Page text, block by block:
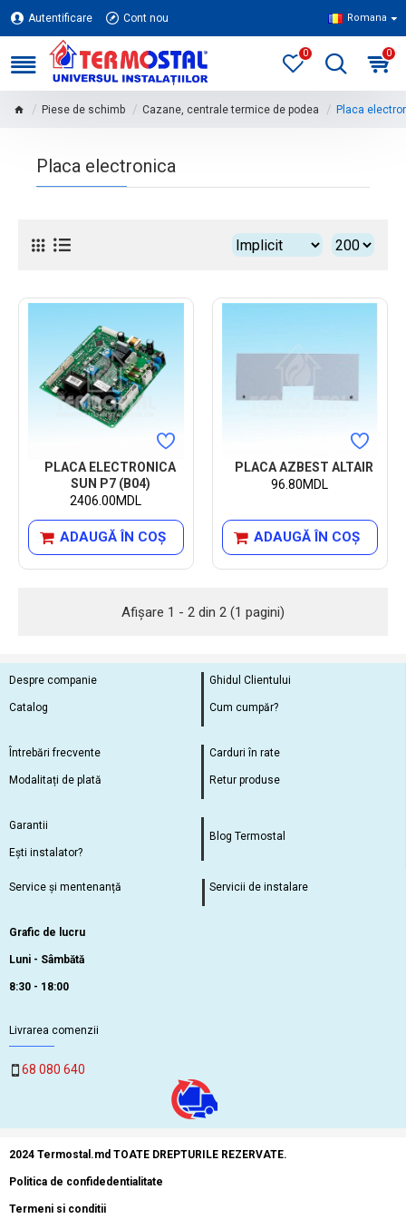
Autentificare Cont nou Romana
0 0
Piese de schimb Cazane, centrale termice de podea Placa
Placa electronica
PLACA ELECTRONICA
SUN P7 (B04)
2406.00MDL
ADAUGĂ ÎN COŞ
PLACA AZBEST ALTAIR
96.80MDL
ADAUGĂ ÎN COŞ
Afişare 1 - 2 din 2 (1 pagini)
Despre companie
Catalog
Ghidul Clientului
Cum cumpăr?
Întrebări frecvente
Modalitați de plată
Carduri în rate
Retur produse
Garantii
Ești instalator?
Blog Termostal
Service și mentenanță Servicii de instalare
Grafic de lucru
Luni - Sâmbătă
8:30 - 18:00
Livrarea comenzii
68 080 640
2024 Termostal.md TOATE DREPTURILE REZERVATE.
Politica de confidedentialitate
Termeni si conditii